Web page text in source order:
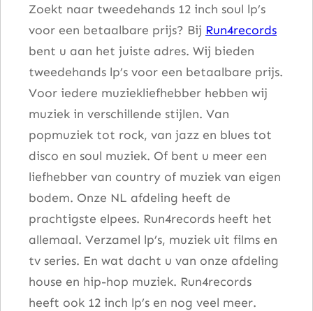
Zoekt naar tweedehands 12 inch soul lp’s
voor een betaalbare prijs? Bij Run4records
bent u aan het juiste adres. Wij bieden
tweedehands lp’s voor een betaalbare prijs.
Voor iedere muziekliefhebber hebben wij
muziek in verschillende stijlen. Van
popmuziek tot rock, van jazz en blues tot
disco en soul muziek. Of bent u meer een
liefhebber van country of muziek van eigen
bodem. Onze NL afdeling heeft de
prachtigste elpees. Run4records heeft het
allemaal. Verzamel lp’s, muziek uit films en
tv series. En wat dacht u van onze afdeling
house en hip-hop muziek. Run4records
heeft ook 12 inch lp’s en nog veel meer.